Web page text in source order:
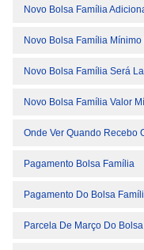
Novo Bolsa Família
Novo Bolsa Família
Novo Bolsa Família Será
Novo Bolsa Família Valor
Onde Ver Quando Recebo
Pagamento Bolsa Família
Pagamento Do Bolsa
Parcela De Março Do